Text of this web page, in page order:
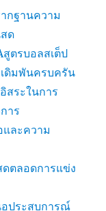
กฐานความ
ด
สูตรบอลสเต็ป
เดิมพันครบครัน
สระในการ
าร
และความ
ตลอดการแข่ง
อประสบการณ์